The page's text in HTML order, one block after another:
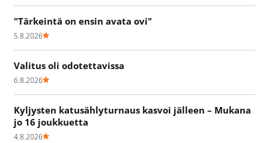
"Tärkeintä on ensin avata ovi"
5.8.2026
Valitus oli odotettavissa
6.8.2026
Kyljysten katusählyturnaus kasvoi jälleen – Mukana
jo 16 joukkuetta
4.8.2026